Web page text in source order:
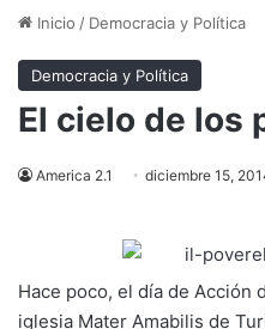
Inicio / Democracia y Política
Democracia y Política
El cielo de los
America 2.1 diciembre 15,
Hace poco, el día de Acción
iglesia Mater Amabilis de